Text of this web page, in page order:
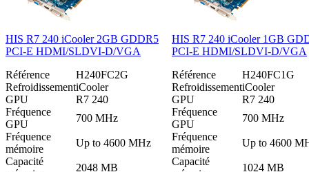
HIS R7 240 iCooler 2GB GDDR5
PCI-E HDMI/SLDVI-D/VGA
Référence
H240FC2G
RefroidissementiCooler
GPU
R7 240
Fréquence
GPU
700 MHz
Fréquence
mémoire
Up to 4600 MHz
Capacité
2048 MB
HIS R7 240 iCooler 1GB
PCI-E HDMI/SLDVI-D/VGA
Référence
H240FC1G
RefroidissementiCooler
GPU
R7 240
Fréquence
GPU
700 MHz
Fréquence
mémoire
Up to 4600
Capacité
1024 MB